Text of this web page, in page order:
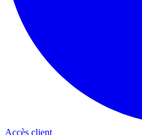
Accès client